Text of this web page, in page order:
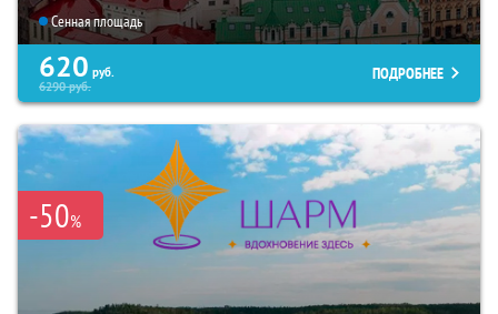
Сенная площадь
620 руб.
6290руб.
ПОДРОБНЕЕ
-50%